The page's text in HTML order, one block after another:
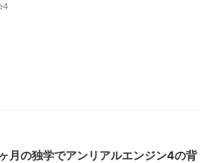
月の独学でアンリアルエンジン4の背